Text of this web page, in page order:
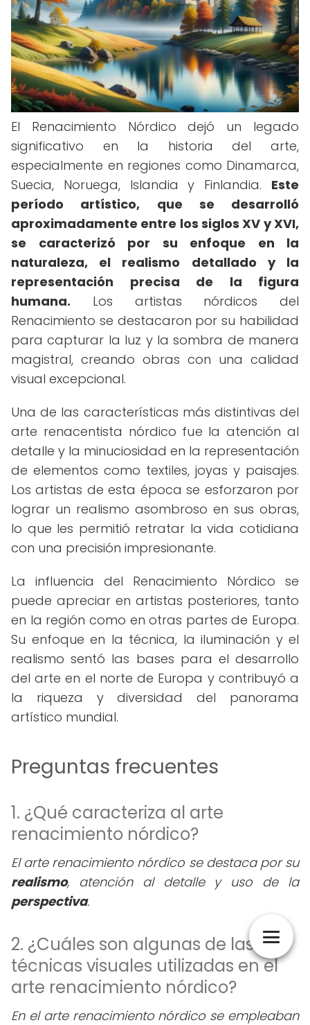
El Renacimiento Nórdico dejó un legado
significativo en la historia del arte,
especialmente en regiones como Dinamarca,
Suecia, Noruega, Islandia y Finlandia. Este
período artístico, que se desarrolló
aproximadamente entre los siglos XV y XVI,
se caracterizó por su enfoque en la
naturaleza, el realismo detallado y la
representación precisa de la figura
humana. Los artistas nórdicos del
Renacimiento se destacaron por su habilidad
para capturar la luz y la sombra de manera
magistral, creando obras con una calidad
visual excepcional.
Una de las características más distintivas del
arte renacentista nórdico fue la atención al
detalle y la minuciosidad en la representación
de elementos como textiles, joyas y paisajes.
Los artistas de esta época se esforzaron por
lograr un realismo asombroso en sus obras,
lo que les permitió retratar la vida cotidiana
con una precisión impresionante.
La influencia del Renacimiento Nórdico se
puede apreciar en artistas posteriores, tanto
en la región como en otras partes de Europa.
Su enfoque en la técnica, la iluminación y el
realismo sentó las bases para el desarrollo
del arte en el norte de Europa y contribuyó a
la riqueza y diversidad del panorama
artístico mundial.
Preguntas frecuentes
1. ¿Qué caracteriza al arte
renacimiento nórdico?
El arte renacimiento nórdico se destaca por su
realismo, atención al detalle y uso de la
perspectiva.
2. ¿Cuáles son algunas de las
técnicas visuales utilizadas en el
arte renacimiento nórdico?
En el arte renacimiento nórdico se empleaban